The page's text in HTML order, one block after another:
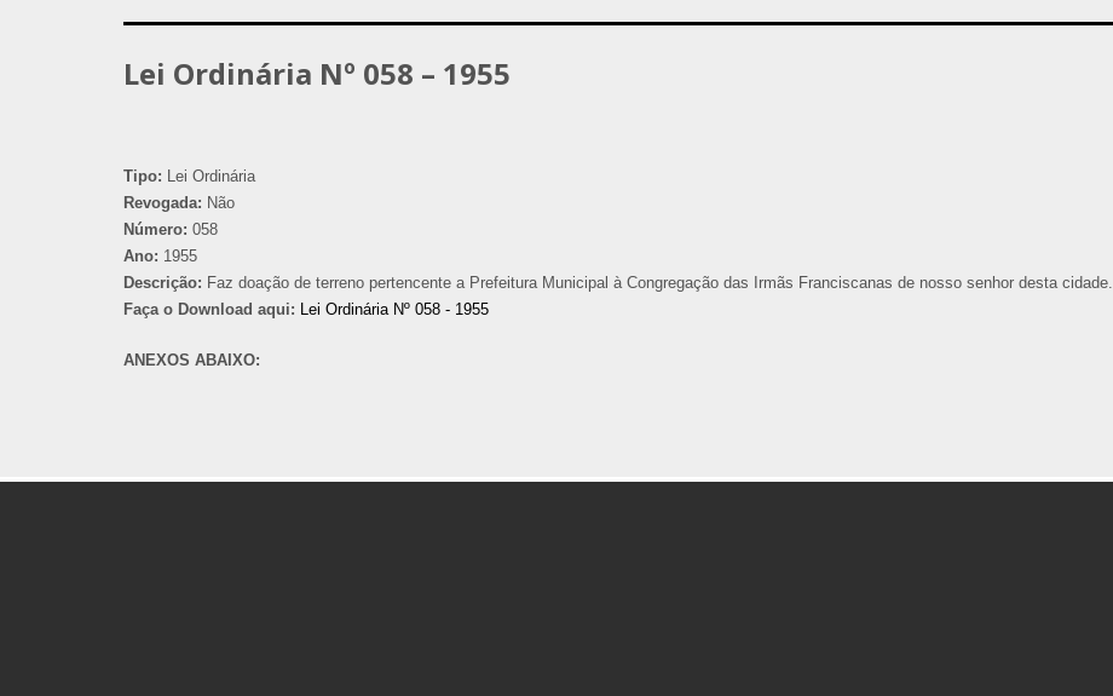
Lei Ordinária Nº 058 – 1955
Tipo: Lei Ordinária
Revogada: Não
Número: 058
Ano: 1955
Descrição: Faz doação de terreno pertencente a Prefeitura Municipal à Congregação das Irmãs Franciscanas de nosso senhor desta cidade.
Faça o Download aqui: Lei Ordinária Nº 058 - 1955
ANEXOS ABAIXO: